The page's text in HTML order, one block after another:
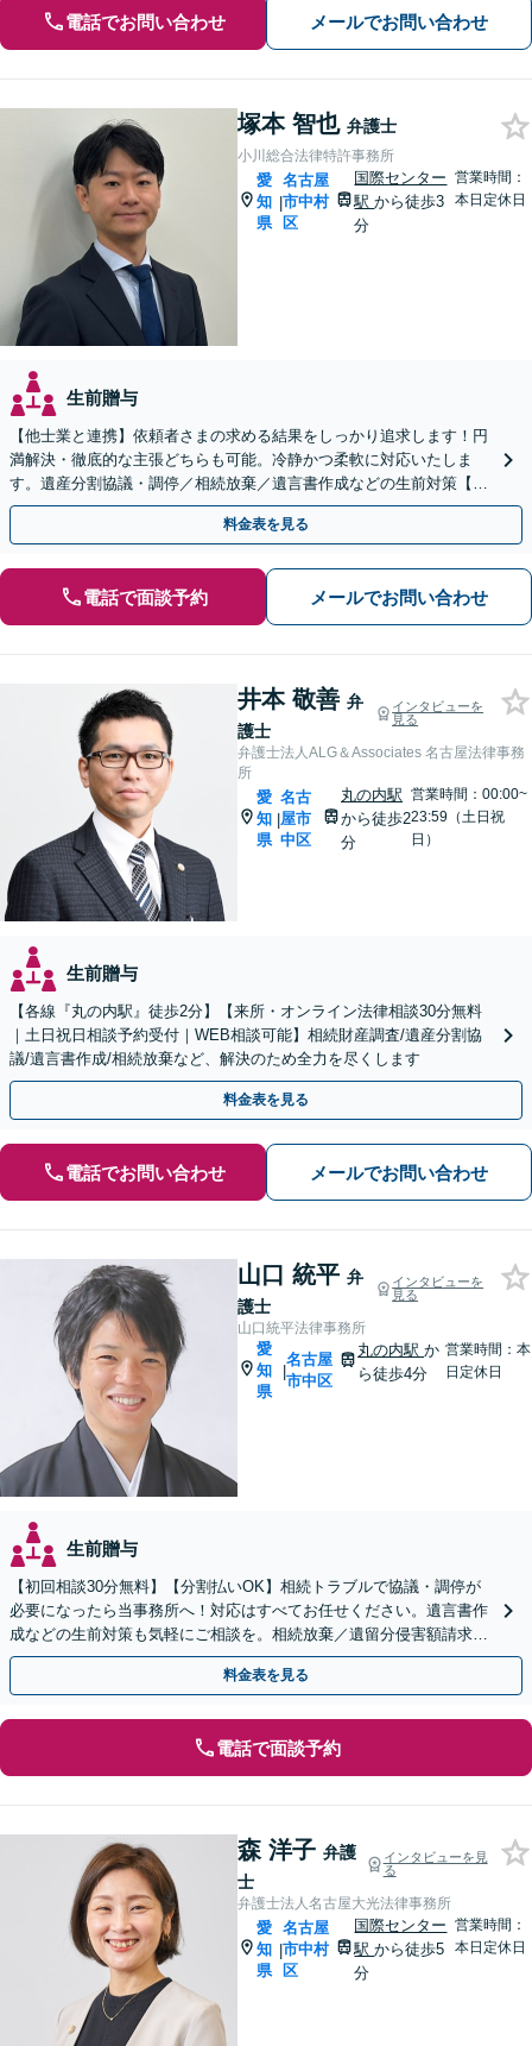
電話でお問い合わせ メールでお問い合わせ
塚本 智也 弁護士
小川総合法律特許事務所
愛
知
県
|
名古屋
市中村
区
国際センター
駅から徒歩3
分
営業時間：
本日定休日
生前贈与
【他士業と連携】依頼者さまの求める結果をしっかり追求します！円
満解決・徹底的な主張どちらも可能。冷静かつ柔軟に対応いたしま
す。遺産分割協議・調停／相続放棄／遺言書作成などの生前対策【初
回相談無料】【休日対応可能】
料金表を見る
電話で面談予約 メールでお問い合わせ
井本 敬善 弁
護士
インタビューを
見る
弁護士法人ALG＆Associates 名古屋法律事務
所
愛
知
県
|
名古
屋市
中区
丸の内駅
から徒歩2
分
営業時間：00:00~
23:59（土日祝
日）
生前贈与
【各線『丸の内駅』徒歩2分】【来所・オンライン法律相談30分無料
｜土日祝日相談予約受付｜WEB相談可能】相続財産調査/遺産分割協
議/遺言書作成/相続放棄など、解決のため全力を尽くします
料金表を見る
電話でお問い合わせ メールでお問い合わせ
山口 統平 弁
護士
インタビューを
見る
山口統平法律事務所
愛
知
県
|
名古屋
市中区
丸の内駅か
ら徒歩4分
営業時間：本
日定休日
生前贈与
【初回相談30分無料】【分割払いOK】相続トラブルで協議・調停が
必要になったら当事務所へ！対応はすべてお任せください。遺言書作
成などの生前対策も気軽にご相談を。相続放棄／遺留分侵害額請求求
／成年後見など【丸の内駅4分】【完全個室】
料金表を見る
電話で面談予約
森 洋子 弁護
士
インタビューを見
る
弁護士法人名古屋大光法律事務所
愛
知
県
|
名古屋
市中村
区
国際センター
駅から徒歩5
分
営業時間：
本日定休日